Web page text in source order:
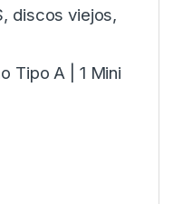
discos viejos,
Tipo A | 1 Mini